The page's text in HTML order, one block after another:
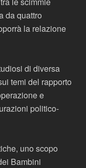
da quattro
la relazione
di diversa
temi del rapporto
e
politico-
uno scopo
Bambini